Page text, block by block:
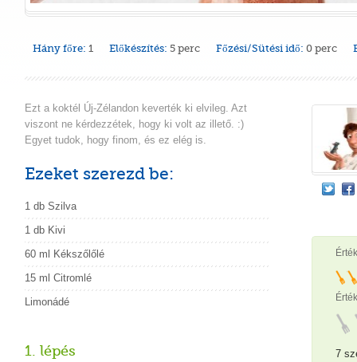
Hány főre: 1 Előkészítés: 5 perc Főzési/Sütési idő: 0 perc
Ezt a koktél Új-Zélandon keverték ki elvileg. Azt
viszont ne kérdezzétek, hogy ki volt az illető. :)
Egyet tudok, hogy finom, és ez elég is.
Ezeket szerezd be:
1 db Szilva
1 db Kivi
60 ml Kékszőlőlé
15 ml Citromlé
Limonádé
1. lépés 7